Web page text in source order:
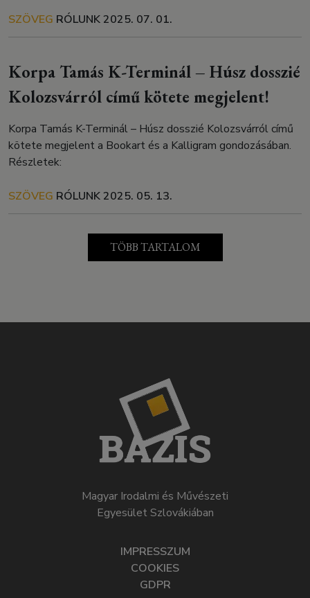
SZÖVEG RÓLUNK2025. 07. 01.
Korpa Tamás K-Terminál – Húsz dosszié
Kolozsvárról című kötete megjelent!
Korpa Tamás K-Terminál – Húsz dosszié Kolozsvárról című
kötete megjelent a Bookart és a Kalligram gondozásában.
Részletek:
SZÖVEG RÓLUNK2025. 05. 13.
TÖBB TARTALOM
Magyar Irodalmi és Művészeti
Egyesület Szlovákiában
IMPRESSZUM
COOKIES
GDPR